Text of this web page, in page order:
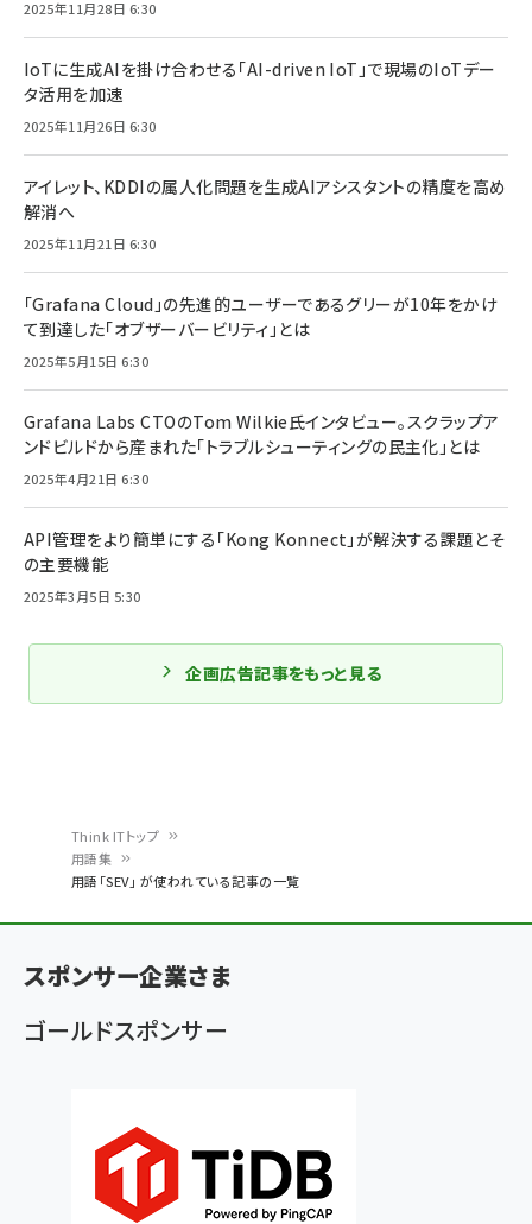
ン
く
ず
Think ITトップ
用語集
用語「SEV」 が使われている記事の一覧
2025年11月28日 6:30
IoTに生成AIを掛け合わせる「AI-driven IoT」で現場のIoTデー
タ活用を加速
2025年11月26日 6:30
アイレット、KDDIの属人化問題を生成AIアシスタントの精度を高め
解消へ
2025年11月21日 6:30
「Grafana Cloud」の先進的ユーザーであるグリーが10年をかけ
て到達した「オブザーバービリティ」とは
2025年5月15日 6:30
Grafana Labs CTOのTom Wilkie氏インタビュー。スクラップア
ンドビルドから産まれた「トラブルシューティングの民主化」とは
2025年4月21日 6:30
API管理をより簡単にする「Kong Konnect」が解決する課題とそ
の主要機能
2025年3月5日 5:30
企画広告記事をもっと見る
スポンサー企業さま
ゴールドスポンサー